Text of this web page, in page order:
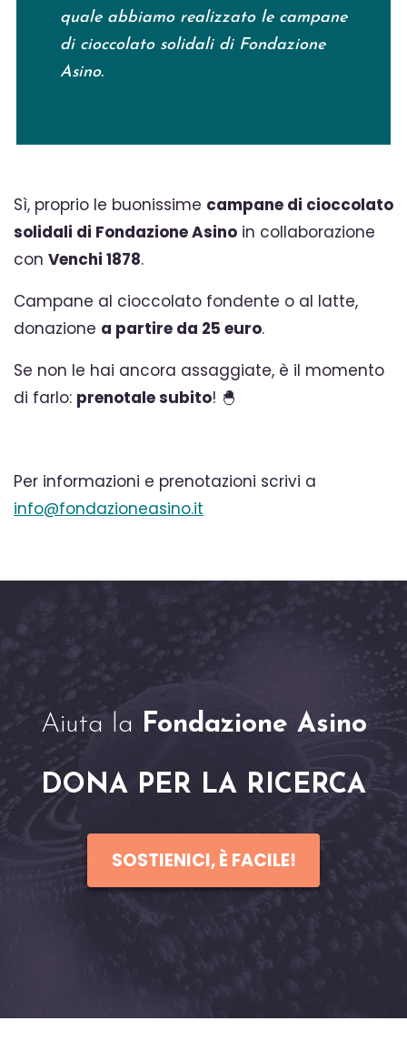
quale abbiamo realizzato le campane
di cioccolato solidali di Fondazione
Asino.
Sì, proprio le buonissime campane di cioccolato
solidali di Fondazione Asino in collaborazione
con Venchi 1878.
Campane al cioccolato fondente o al latte,
donazione a partire da 25 euro.
Se non le hai ancora assaggiate, è il momento
di farlo: prenotale subito! 🐣
Per informazioni e prenotazioni scrivi a
info@fondazioneasino.it
Aiuta la Fondazione Asino
DONA PER LA RICERCA
SOSTIENICI, È FACILE!